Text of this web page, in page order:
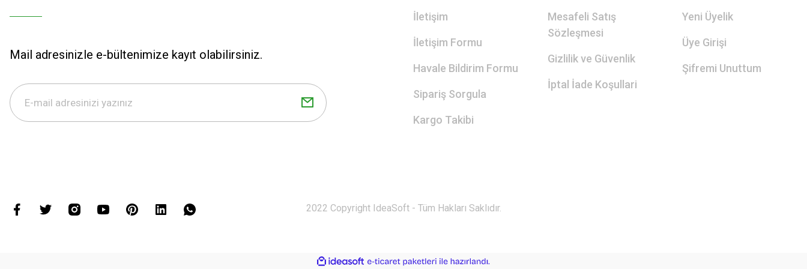
Mail adresinizle e-bültenimize kayıt olabilirsiniz.
İletişim
İletişim Formu
Havale Bildirim Formu
Sipariş Sorgula
Kargo Takibi
Mesafeli Satış
Sözleşmesi
Gizlilik ve Güvenlik
İptal İade Koşullari
Yeni Üyelik
Üye Girişi
Şifremi Unuttum
2022 Copyright IdeaSoft - Tüm Hakları Saklıdır.
ideasoft
e-